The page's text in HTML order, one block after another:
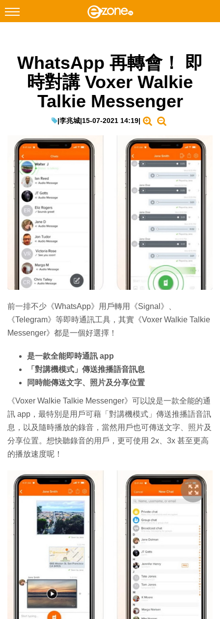
Facebook Instagram
科技焦點
教學評測
EduTech
IT Times
生成式AI與雲端應用
Enterprise Digital Transformation
WhatsApp 再轉會！ 即
時對講 Voxer Walkie
Talkie Messenger
|李兆城|15-07-2021 14:19|
前一排不少《WhatsApp》用戶轉用《Signal》、
《Telegram》等即時通訊工具，其實《Voxer Walkie Talkie
Messenger》都是一個好選擇！
是一款全能即時通訊 app
「對講機模式」傳送推播語音訊息
同時能傳送文字、照片及分享位置
《Voxer Walkie Talkie Messenger》可以說是一款全能的通
訊 app，最特別是用戶可藉「對講機模式」傳送推播語音訊
息，以及隨時播放的錄音，當然用戶也可傳送文字、照片及
分享位置。想快聽錄音的用戶，更可使用 2x、3x 甚至更高
的播放速度呢！